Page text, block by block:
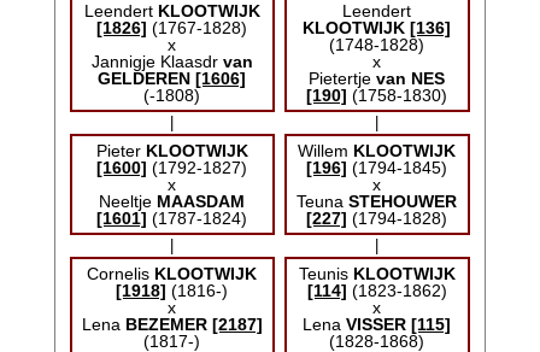
Leendert KLOOTWIJK
[1826] (1767-1828)
x
Jannigje Klaasdr van
GELDEREN [1606]
(-1808)
Leendert
KLOOTWIJK [136]
(1748-1828)
x
Pietertjevan NES
[190] (1758-1830)
Pieter KLOOTWIJK
[1600] (1792-1827)
x
Neeltje MAASDAM
[1601] (1787-1824)
Willem KLOOTWIJK
[196] (1794-1845)
x
TeunaSTEHOUWER
[227] (1794-1828)
Cornelis KLOOTWIJK
[1918] (1816-)
x
Lena BEZEMER [2187]
(1817-)
Teunis KLOOTWIJK
[114] (1823-1862)
x
LenaVISSER [115]
(1828-1868)